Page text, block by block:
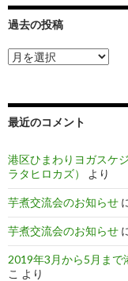
過去の投稿
過
去
最近のコメント
港区ひまわりヨガスケ
ラタヒロカズ）
より
芋煮交流会のお知らせ
芋煮交流会のお知らせ
2019年3月から5月まで
こ より